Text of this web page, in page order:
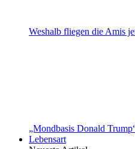
Weshalb fliegen die Amis
„Mondbasis Donald
Lebensart